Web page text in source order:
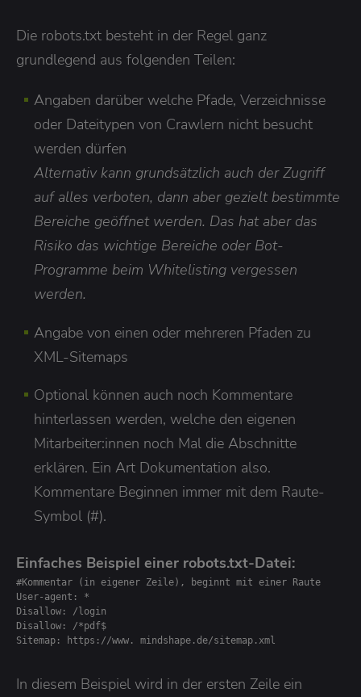
Die robots.txt besteht in der Regel ganz
grundlegend aus folgenden Teilen:
Angaben darüber welche Pfade, Verzeichnisse
oder Dateitypen von Crawlern nicht besucht
werden dürfen
Alternativ kann grundsätzlich auch der Zugriff
auf alles verboten, dann aber gezielt bestimmte
Bereiche geöffnet werden. Das hat aber das
Risiko das wichtige Bereiche oder Bot-
Programme beim Whitelisting vergessen
werden.
Angabe von einen oder mehreren Pfaden zu
XML-Sitemaps
Optional können auch noch Kommentare
hinterlassen werden, welche den eigenen
Mitarbeiter:innen noch Mal die Abschnitte
erklären. Ein Art Dokumentation also.
Kommentare Beginnen immer mit dem Raute-
Symbol (#).
Einfaches Beispiel einer robots.txt-Datei:
#Kommentar (in eigener Zeile), beginnt mit einer Raute
User-agent: *
Disallow: /login
Disallow: /*pdf$
Sitemap: https://www. mindshape.de/sitemap.xml
In diesem Beispiel wird in der ersten Zeile ein